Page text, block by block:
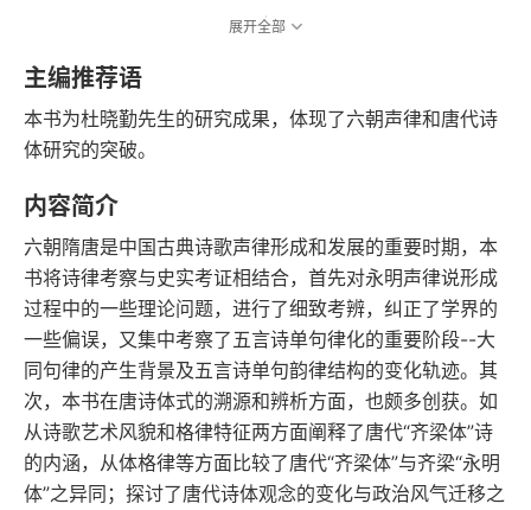
2017-03-01
发行日期
展开全部
主编推荐语
本书为杜晓勤先生的研究成果，体现了六朝声律和唐代诗
体研究的突破。
内容简介
六朝隋唐是中国古典诗歌声律形成和发展的重要时期，本
书将诗律考察与史实考证相结合，首先对永明声律说形成
过程中的一些理论问题，进行了细致考辨，纠正了学界的
一些偏误，又集中考察了五言诗单句律化的重要阶段--大
同句律的产生背景及五言诗单句韵律结构的变化轨迹。其
次，本书在唐诗体式的溯源和辨析方面，也颇多创获。如
从诗歌艺术风貌和格律特征两方面阐释了唐代“齐梁体”诗
的内涵，从体格律等方面比较了唐代“齐梁体”与齐梁“永明
体”之异同；探讨了唐代诗体观念的变化与政治风气迁移之